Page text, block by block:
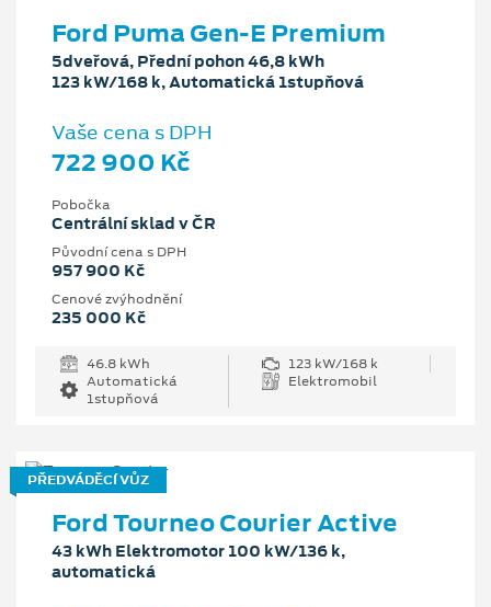
Ford Puma Gen-E Premium
5dveřová, Přední pohon 46,8 kWh
123 kW/168 k, Automatická 1stupňová
Vaše cena s DPH
722 900 Kč
Pobočka
Centrální sklad v ČR
Původní cena s DPH
957 900 Kč
Cenové zvýhodnění
235 000 Kč
46.8 kWh
123 kW/168 k
Automatická
1stupňová
Elektromobil
PŘEDVÁDĚCÍ VŮZ
Ford Tourneo Courier Active
43 kWh Elektromotor 100 kW/136 k,
automatická